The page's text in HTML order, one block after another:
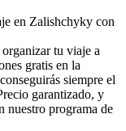
en Zalishchyky con
tu viaje a
gratis en la
siempre el
garantizado, y
nuestro programa de